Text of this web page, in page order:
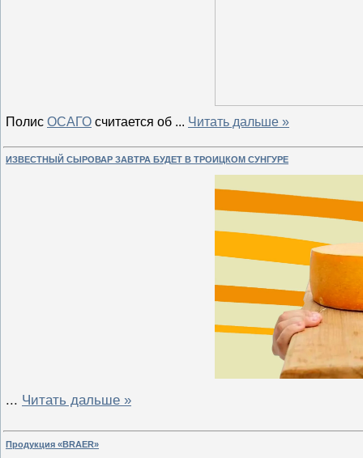
Полис ОСАГО считается об ... Читать дальше »
ИЗВЕСТНЫЙ СЫРОВАР ЗАВТРА БУДЕТ В ТРОИЦКОМ СУНГУРЕ
... Читать дальше »
Продукция «BRAER»